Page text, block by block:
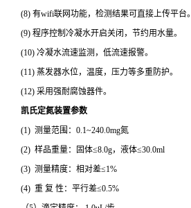
(8) 有wifi联网功能，检测结果可直接上传平台。
(9) 程序控制冷凝水开启关闭，节约用水量。
(10) 冷凝水流速监测，低流速报警。
(11) 蒸发器水位，温度，压力等多重防护。
(12) 采用强耐腐蚀器件。
凯氏定氮装置参数
(1) 测量范围：0.1~240.0mg氮
(2) 样品重量：固体≤8.0g，液体≤30.0ml
(3) 测量精度：相对差≤1%
(4) 重 复 性：平行差≤0.5%